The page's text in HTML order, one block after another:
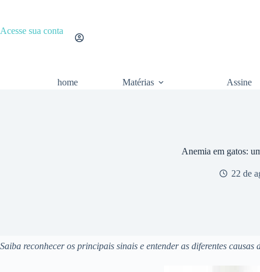
o
conteúdo
Acesse sua conta
home Matérias Assine
Anemia em gatos:
22 de
Saiba reconhecer os principais sinais e entender as diferentes